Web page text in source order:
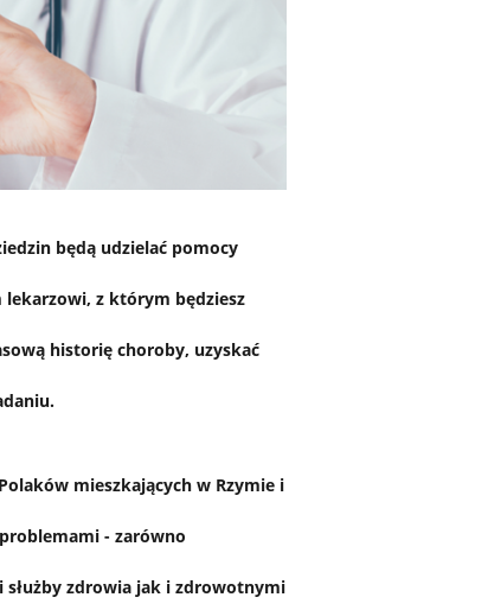
będą udzielać pomocy
z którym będziesz
historię choroby, uzyskać
mieszkających w Rzymie i
- zarówno
służby zdrowia jak i zdrowotnymi